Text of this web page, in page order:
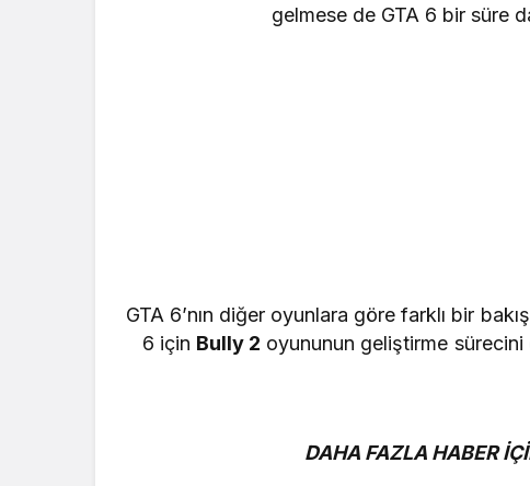
gelmese de GTA 6 bir süre
GTA 6’nın diğer oyunlara göre farklı bir
6 için Bully 2 oyununun geliştirme sürecini
DAHA FAZLA HABER